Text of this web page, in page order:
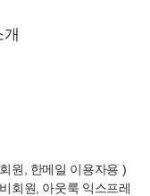
원, 한메일 이용자용 )
회원, 아웃룩 익스프레